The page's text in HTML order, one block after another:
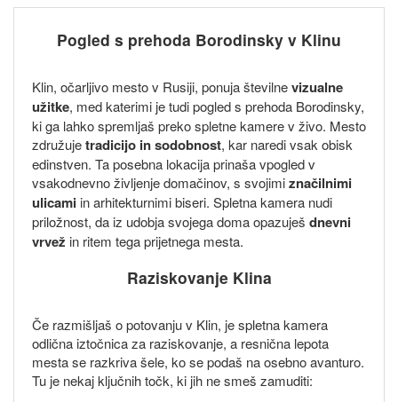
Pogled s prehoda Borodinsky v Klinu
Klin, očarljivo mesto v Rusiji, ponuja številnevizualne
užitke, med katerimi je tudi pogled s prehoda Borodinsky,
ki ga lahko spremljaš preko spletne kamere v živo. Mesto
združujetradicijo in sodobnost, kar naredi vsak obisk
edinstven. Ta posebna lokacija prinaša vpogled v
vsakodnevno življenje domačinov, s svojimiznačilnimi
ulicami in arhitekturnimi biseri. Spletna kamera nudi
priložnost, da iz udobja svojega doma opazuješ dnevni
vrvež in ritem tega prijetnega mesta.
Raziskovanje Klina
Če razmišljaš o potovanju v Klin, je spletna kamera
odlična iztočnica za raziskovanje, a resnična lepota
mesta se razkriva šele, ko se podaš na osebno avanturo.
Tu je nekaj ključnih točk, ki jih ne smeš zamuditi: